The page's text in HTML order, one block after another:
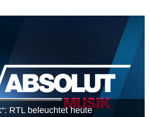
RTL beleuchtet heute